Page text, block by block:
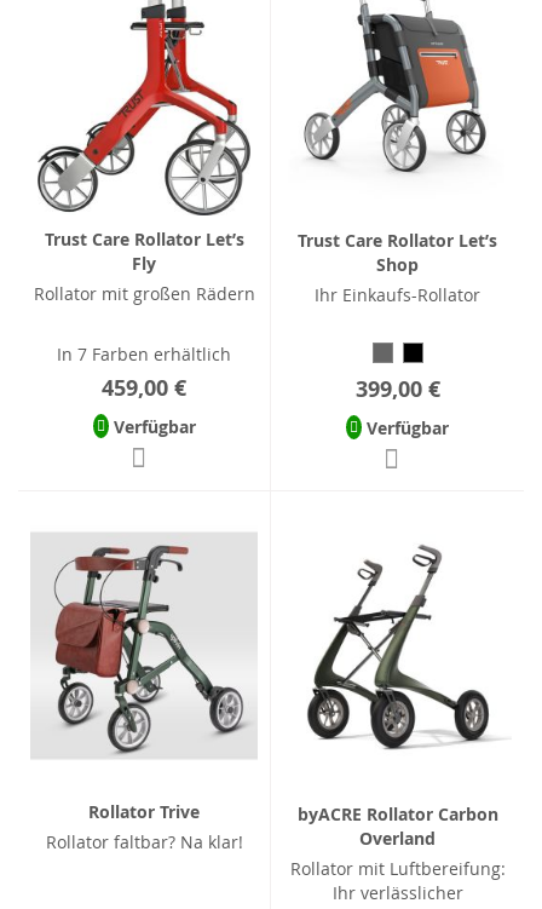
Trust Care Rollator Let’s
Fly
Rollator mit großen Rädern
In 7 Farben erhältlich
459,00 €
Verfügbar
Trust Care Rollator Let’s
Shop
Ihr Einkaufs-Rollator
399,00 €
Verfügbar
Rollator Trive
Rollator faltbar? Na klar!
byACRE Rollator Carbon
Overland
Rollator mit Luftbereifung:
Ihr verlässlicher